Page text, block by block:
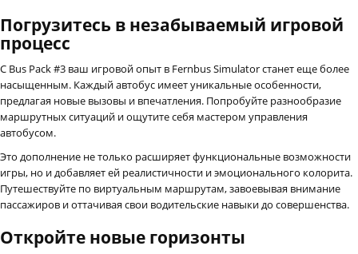
Погрузитесь в незабываемый игровой
процесс
С Bus Pack #3 ваш игровой опыт в Fernbus Simulator станет еще более
насыщенным. Каждый автобус имеет уникальные особенности,
предлагая новые вызовы и впечатления. Попробуйте разнообразие
маршрутных ситуаций и ощутите себя мастером управления
автобусом.
Это дополнение не только расширяет функциональные возможности
игры, но и добавляет ей реалистичности и эмоционального колорита.
Путешествуйте по виртуальным маршрутам, завоевывая внимание
пассажиров и оттачивая свои водительские навыки до совершенства.
Откройте новые горизонты